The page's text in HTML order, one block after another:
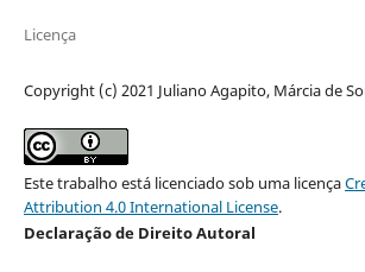
Licença
Copyright (c) 2021 Juliano Agapito, Márcia de
Este trabalho está licenciado sob uma licença
Attribution 4.0 International License.
Declaração de Direito Autoral